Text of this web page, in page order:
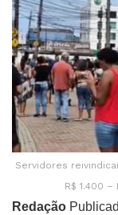
Servidores
R$ 1.400
Redação